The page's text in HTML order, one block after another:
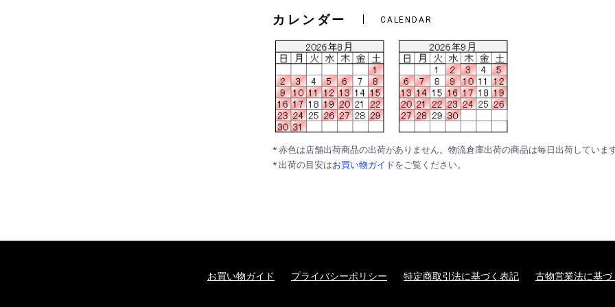
カレンダー CALENDAR
* 赤色は店舗出荷商品の出荷がありません。物流倉庫出荷の商品は毎日出荷しています
* 出荷の目安はお買い物ガイドをご覧ください。
お買い物ガイド プライバシーポリシー 特定商取引法に基づく表記 古物営業法に基づ